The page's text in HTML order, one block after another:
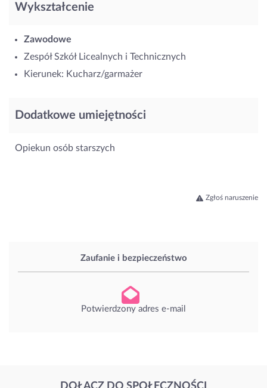
Zaufanie i bezpieczeństwo
Potwierdzony adres e-mail
Wykształcenie
Zawodowe
Zespół Szkół Licealnych i Technicznych
Kierunek: Kucharz/garmażer
Dodatkowe umiejętności
Opiekun osób starszych
Zgłoś naruszenie